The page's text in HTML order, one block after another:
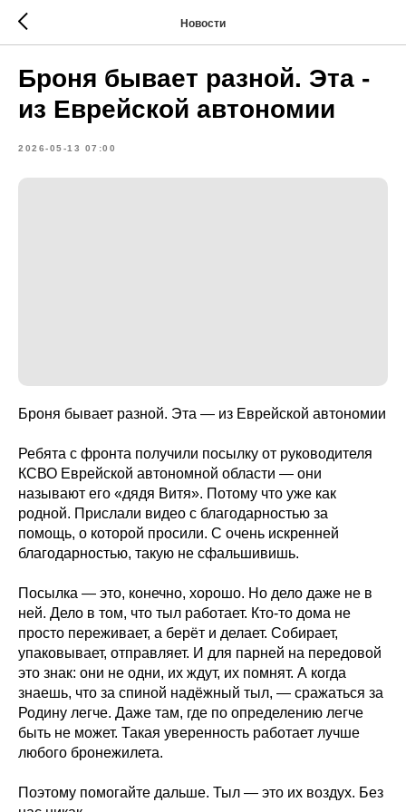
Новости
Броня бывает разной. Эта -
из Еврейской автономии
2026-05-13 07:00
Броня бывает разной. Эта — из Еврейской автономии
Ребята с фронта получили посылку от руководителя
КСВО Еврейской автономной области — они
называют его «дядя Витя». Потому что уже как
родной. Прислали видео с благодарностью за
помощь, о которой просили. С очень искренней
благодарностью, такую не сфальшивишь.
Посылка — это, конечно, хорошо. Но дело даже не в
ней. Дело в том, что тыл работает. Кто-то дома не
просто переживает, а берёт и делает. Собирает,
упаковывает, отправляет. И для парней на передовой
это знак: они не одни, их ждут, их помнят. А когда
знаешь, что за спиной надёжный тыл, — сражаться за
Родину легче. Даже там, где по определению легче
быть не может. Такая уверенность работает лучше
любого бронежилета.
Поэтому помогайте дальше. Тыл — это их воздух. Без